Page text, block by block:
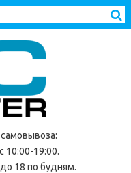
:
10:00-19:00.
18 по будням.